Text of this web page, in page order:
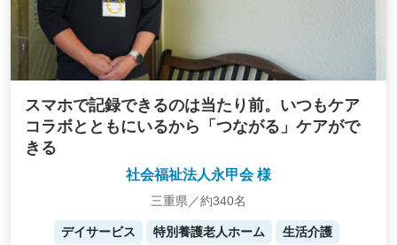
スマホで記録できるのは当たり前。いつもケア
コラボとともにいるから「つながる」ケアがで
きる
社会福祉法人永甲会 様
三重県／約340名
デイサービス 特別養護老人ホーム
生活介護